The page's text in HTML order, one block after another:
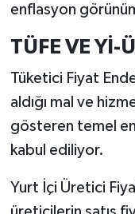
enflasyon
TÜFE VE Yİ-
Tüketici Fiyat
aldığı mal ve
gösteren temel
kabul ediliyor.
Yurt İçi Üretici